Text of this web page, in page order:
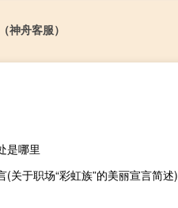
神舟客服）
是哪里
(关于职场“彩虹族”的美丽宣言简述)